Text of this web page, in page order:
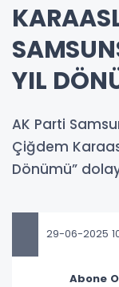
YIL
AK Parti
Çiğdem
Dönümü”
29-06-2025
Abone